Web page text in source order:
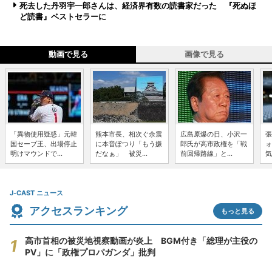
死去した丹羽宇一郎さんは、経済界有数の読書家だった 『死ぬほ
ど読書』ベストセラーに
動画で見る 画像で見る
「異物使用疑惑」元韓
国セーブ王、出場停止
明けマウンドで...
熊本市長、相次ぐ余震
に本音ぽつり「もう嫌
だなぁ」 被災...
広島原爆の日、小沢一
郎氏が高市政権を「戦
前回帰路線」と...
J-CAST ニュース
アクセスランキング もっと見る
高市首相の被災地視察動画が炎上 BGM付き「総理が主役の
PV」に「政権プロパガンダ」批判